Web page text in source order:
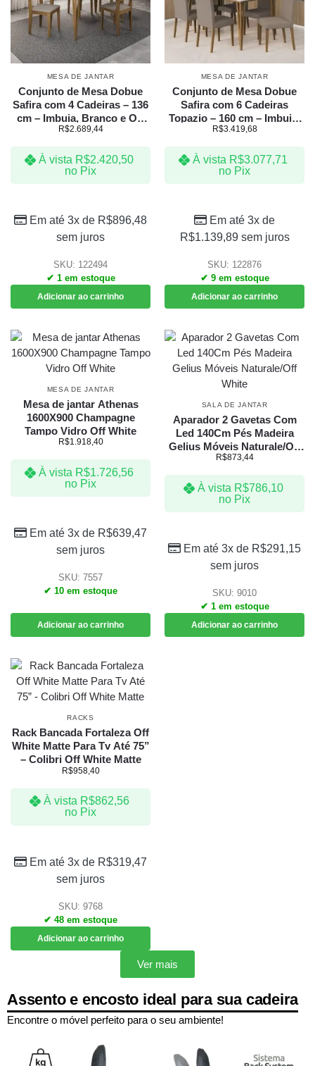
MESA DE JANTAR
Conjunto de Mesa Dobue
Safira com 4 Cadeiras – 136
cm – Imbuia, Branco e Off
Bege
R$2.689,44
À vista R$2.420,50
no Pix
Em até 3x de R$896,48
sem juros
SKU: 122494
✔ 1 em estoque
Adicionar ao carrinho
MESA DE JANTAR
Conjunto de Mesa Dobue
Safira com 6 Cadeiras
Topazio – 160 cm – Imbuia,
Branco e Off Bege
R$3.419,68
À vista R$3.077,71
no Pix
Em até 3x de
R$1.139,89sem juros
SKU: 122876
✔ 9 em estoque
Adicionar ao carrinho
MESA DE JANTAR
Mesa de jantar Athenas
1600X900 Champagne
Tampo Vidro Off White
R$1.918,40
À vista R$1.726,56
no Pix
Em até 3x de R$639,47
sem juros
SKU: 7557
✔ 10 em estoque
Adicionar ao carrinho
SALA DE JANTAR
Aparador 2 Gavetas Com
Led 140Cm Pés Madeira
Gelius Móveis Naturale/Off
White
R$873,44
À vista R$786,10
no Pix
Em até 3x de R$291,15
sem juros
SKU: 9010
✔ 1 em estoque
Adicionar ao carrinho
RACKS
Rack Bancada Fortaleza Off
White Matte Para Tv Até 75”
– Colibri Off White Matte
R$958,40
À vista R$862,56
no Pix
Em até 3x de R$319,47
sem juros
SKU: 9768
✔ 48 em estoque
Adicionar ao carrinho
Ver mais
Assento e encosto ideal para sua cadeira
Encontre o móvel perfeito para o seu ambiente!